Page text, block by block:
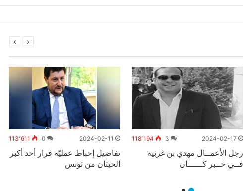
2024-02-17
3 118٬194
رجل الأعمــال مهدي بن غربية
فــي خــبر كــــــان
2024-02-11
0 113٬611
تفاصيل إحباط عمليّة فرار أحد أكبر
الحيتان من تونس